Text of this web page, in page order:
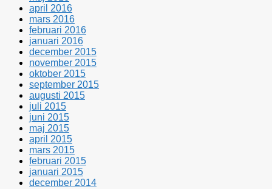
april 2016
mars 2016
februari 2016
januari 2016
december 2015
november 2015
oktober 2015
september 2015
augusti 2015
juli 2015
juni 2015
maj 2015
april 2015
mars 2015
februari 2015
januari 2015
december 2014